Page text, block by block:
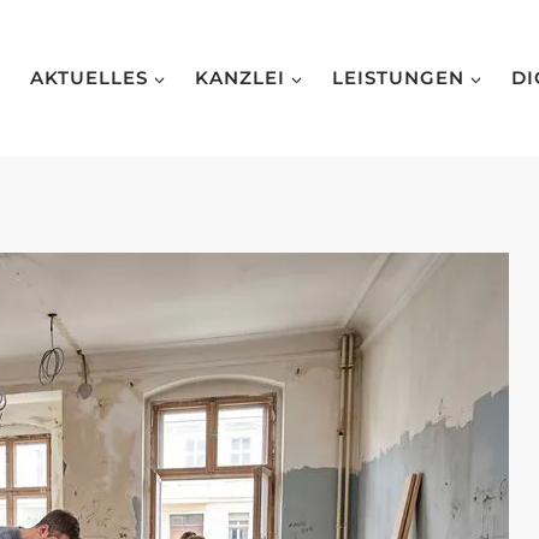
AKTUELLES KANZLEI LEISTUNGEN